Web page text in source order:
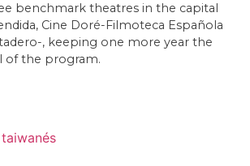
benchmark theatres in the capital
Cine Doré-Filmoteca Española
, keeping one more year the
of the program.